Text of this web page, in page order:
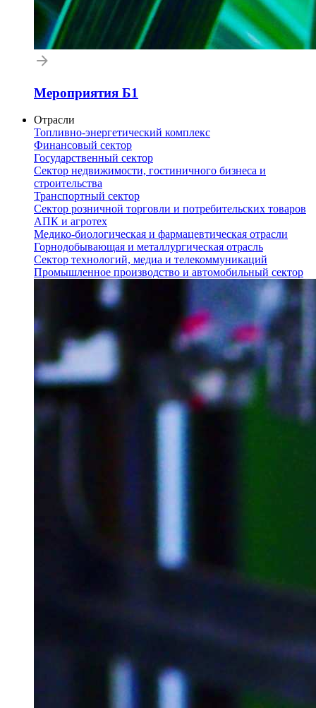
Мероприятия Б1
Отрасли
Топливно-энергетический комплекс
Финансовый сектор
Государственный сектор
Сектор недвижимости, гостиничного бизнеса и
строительства
Транспортный сектор
Сектор розничной торговли и потребительских товаров
АПК и агротех
Медико-биологическая и фармацевтическая отрасли
Горнодобывающая и металлургическая отрасль
Сектор технологий, медиа и телекоммуникаций
Промышленное производство и автомобильный сектор